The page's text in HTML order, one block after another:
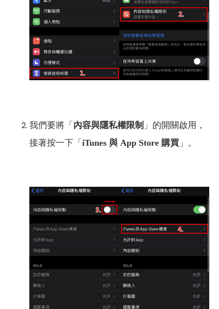
我們要將「 內容與隱私權限制 」的開關啟用，
接著按一下「 iTunes 與 App Store 購買 」。